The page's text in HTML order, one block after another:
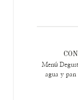
Menú
agua y